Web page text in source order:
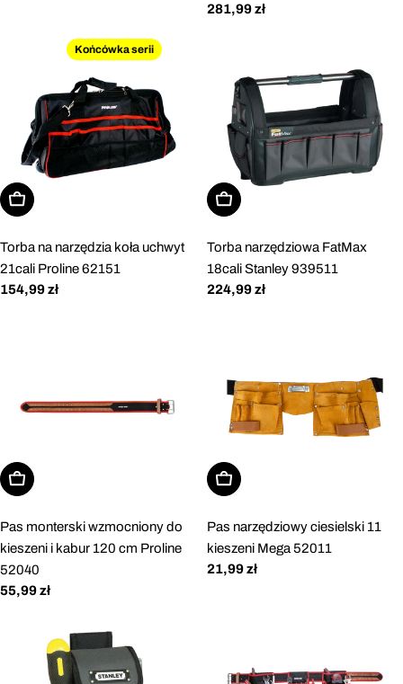
Cena
281,99 zł
Końcówka serii
Dodaj do koszyka
Torba na narzędzia koła uchwyt
21cali Proline 62151
Cena
154,99 zł
Dodaj do koszyka
Torba narzędziowa FatMax
18cali Stanley 939511
Cena
224,99 zł
Dodaj do koszyka
Pas monterski wzmocniony do
kieszeni i kabur 120 cm Proline
52040
Cena
55,99 zł
Dodaj do koszyka
Pas narzędziowy ciesielski 11
kieszeni Mega 52011
Cena
21,99 zł